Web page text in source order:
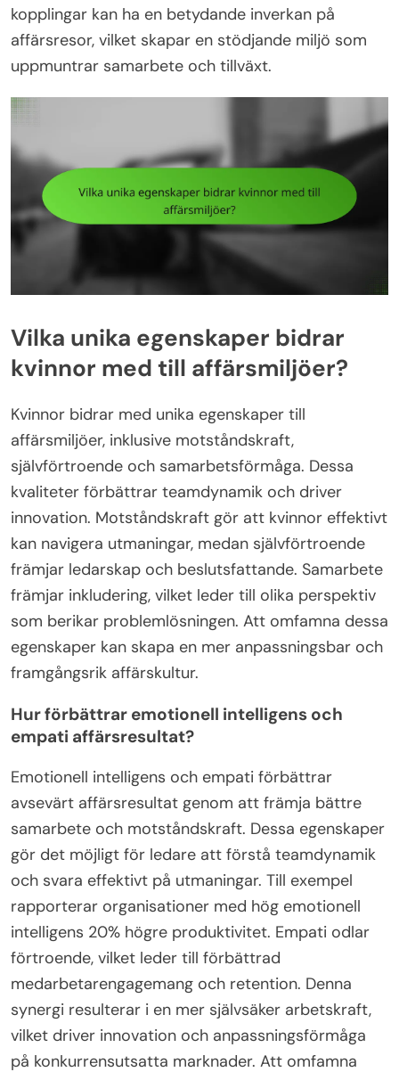
kopplingar kan ha en betydande inverkan på
affärsresor, vilket skapar en stödjande miljö som
uppmuntrar samarbete och tillväxt.
Vilka unika egenskaper bidrar
kvinnor med till affärsmiljöer?
Kvinnor bidrar med unika egenskaper till
affärsmiljöer, inklusive motståndskraft,
självförtroende och samarbetsförmåga. Dessa
kvaliteter förbättrar teamdynamik och driver
innovation. Motståndskraft gör att kvinnor effektivt
kan navigera utmaningar, medan självförtroende
främjar ledarskap och beslutsfattande. Samarbete
främjar inkludering, vilket leder till olika perspektiv
som berikar problemlösningen. Att omfamna dessa
egenskaper kan skapa en mer anpassningsbar och
framgångsrik affärskultur.
Hur förbättrar emotionell intelligens och
empati affärsresultat?
Emotionell intelligens och empati förbättrar
avsevärt affärsresultat genom att främja bättre
samarbete och motståndskraft. Dessa egenskaper
gör det möjligt för ledare att förstå teamdynamik
och svara effektivt på utmaningar. Till exempel
rapporterar organisationer med hög emotionell
intelligens 20% högre produktivitet. Empati odlar
förtroende, vilket leder till förbättrad
medarbetarengagemang och retention. Denna
synergi resulterar i en mer självsäker arbetskraft,
vilket driver innovation och anpassningsförmåga
på konkurrensutsatta marknader. Att omfamna